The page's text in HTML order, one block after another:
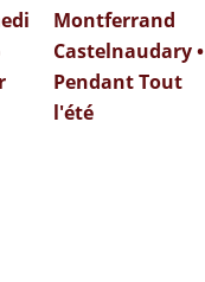
Montferrand
Castelnaudary •
Pendant Tout
l'été